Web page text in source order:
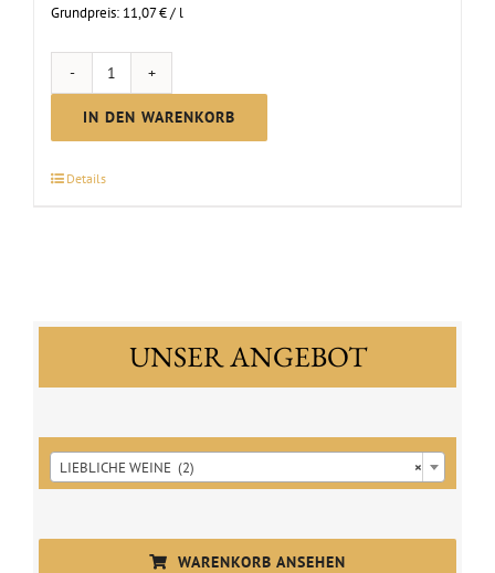
Grundpreis: 11,07€/ l
Scheurebe
lieblich
|
IN DEN WARENKORB
Details
UNSER ANGEBOT
×
LIEBLICHE WEINE (2)
WARENKORB ANSEHEN